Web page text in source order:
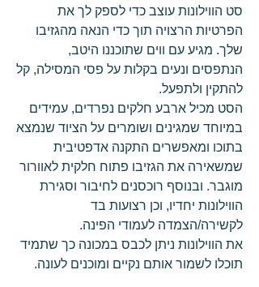
סט הווילונות עוצב כדי לספק לך את
הפרטיות הרצויה תוך כדי הנאה מהגזיבו
שלך. מגיע עם ווים שתוכננו היטב,
הנתפסים ונעים בקלות על פסי המסילה, קל
להתקין ולתפעל.
הסט מכיל ארבע חלקים נפרדים, עמידים
במיוחד שמגינים ושומרים על הציוד שנמצא
בתוכו ומאפשרים התקנה אדפטיבית
שמשאירה את הגזיבו פתוח חלקית לאוורור
מוגבר. ובנוסף רוכסנים לחיבור וסגירת
הווילונות יחדיו, וכן רצועות בד
לקשירה/הצמדה לעמודי הפינה.
את הווילונות ניתן לכבס במכונה כך שתמיד
תוכלו לשמור אותם נקיים ומוכנים לעונה.